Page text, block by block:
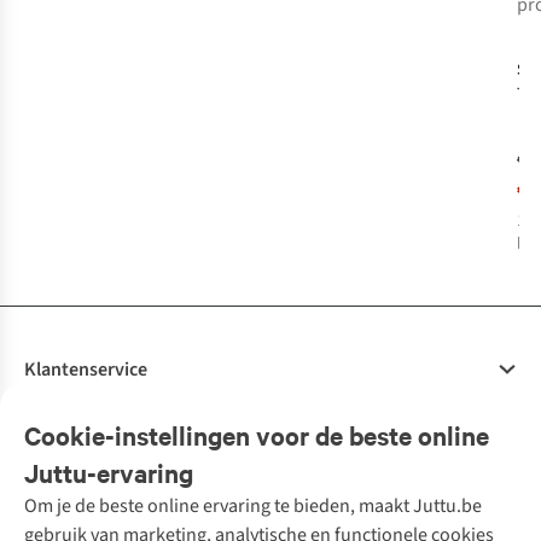
1
Cookie-instellingen voor de beste online
Juttu-ervaring
Om je de beste online ervaring te bieden, maakt Juttu.be
gebruik van marketing, analytische en functionele cookies
Klantenservice
Bestellen
Betalen
10% studentenkorting
Onze diensten
Tweedehands - ReJUsed
Kledingatelier
Juttu